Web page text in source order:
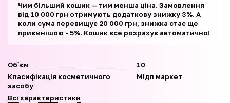
Чим більший кошик — тим менша ціна. Замовлення
від 10 000 грн отримують додаткову знижку 3%. А
коли сума перевищує 20 000 грн, знижка стає ще
приємнішою - 5%. Кошик все розрахує автоматично!
Об`єм
10
Класифікація косметичного
засобу
Мідл маркет
Всі характеристики